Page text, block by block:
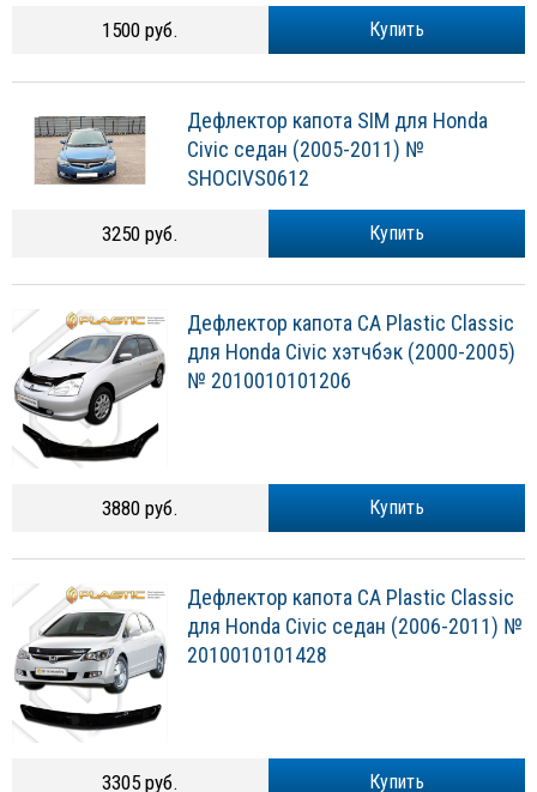
Купить
1500 руб.
Дефлектор капота SIM для Honda
Civic седан (2005-2011) №
SHOCIVS0612
Купить
3250 руб.
Дефлектор капота CA Plastic Classic
для Honda Civic хэтчбэк (2000-2005)
№ 2010010101206
Купить
3880 руб.
Дефлектор капота CA Plastic Classic
для Honda Civic седан (2006-2011) №
2010010101428
Купить
3305 руб.